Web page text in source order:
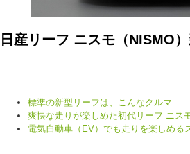
日産リーフ ニスモ（NISMO
標準の新型リーフは、こんなクルマ
爽快な走りが楽しめた初代リーフ ニス
電気自動車（EV）でも走りを楽しめる